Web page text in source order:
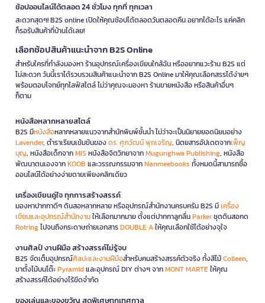
ช้อปออนไลน์ได้ตลอด 24 ชั่วโมง ทุกที่ ทุกเวลา
สะดวกสุดๆ! B2S online เปิดให้คุณช้อปได้ตลอดวันตลอดคืน อยากได้อะไร แค่คลิก
ก็รอรับสินค้าที่บ้านได้เลย!
เลือกช้อปสินค้าแนะนำจาก B2S Online
สำหรับใครที่กำลังมองหา ร้านอุปกรณ์เครื่องเขียนใกล้ฉัน หรืออยากแวะร้าน B2S แต่
ไม่สะดวก วันนี้เราได้รวบรวมสินค้าแนะนำจาก B2S Online มาให้คุณเลือกสรรได้ง่ายๆ
พร้อมตอบโจทย์ทุกไลฟ์สไตล์ ไม่ว่าคุณจะมองหา ร้านขายหนังสือ หรือสินค้าอื่นๆ
ก็ตาม
หนังสือหลากหลายสไตล์
B2S มีหนังสือหลากหลายแนวจากสำนักพิมพ์ชั้นนำ ไม่ว่าจะเป็นนิยายยอดนิยมอย่าง
Lavender, ตำราเรียนเข้มข้นของดร. ศุภวัฒน์ พุกเจริญ, นิตยสารอัปเดตจากเพ็ญ
บุญ, หนังสือเด็กจากMIS หนังสือจิตวิทยาจากMugunghwa Publishing, หนังสือ
พัฒนาตนเองจากKOOB และวรรณกรรมจากNanmeebooks ทั้งหมดนี้สามารถซื้อ
ออนไลน์ได้อย่างง่ายดายเพียงคลิกเดียว
เครื่องเขียนคู่ใจ ทุกการสร้างสรรค์
มองหาปากกาดีๆ ดินสอหลากหลาย หรืออุปกรณ์สำนักงานครบครัน B2S มีเครื่อง
เขียนและอุปกรณ์สำนักงานให้เลือกมากมาย ตั้งแต่ปากกาลูกลื่นParkerชุดดินสอกด
Rotringไปจนถึงกระดาษถ่ายเอกสารDOUBLE Aให้คุณเลือกใช้ได้อย่างจุใจ
งานศิลป์ งานฝีมือ สร้างสรรค์ไม่รู้จบ
B2S จัดเต็มอุปกรณ์ศิลปะและงานฝีมือสำหรับคนสร้างสรรค์ตัวจริง ทั้งสีไม้Colleen,
ขาตั้งไม้บนโต๊ะPyramidและอุปกรณ์ DIY ต่างๆ จากMONT MARTEให้คุณ
สร้างสรรค์ได้อย่างไร้ขีดจำกัด
ของเล่นและของขวัญ สุดพิเศษทุกเทศกาล